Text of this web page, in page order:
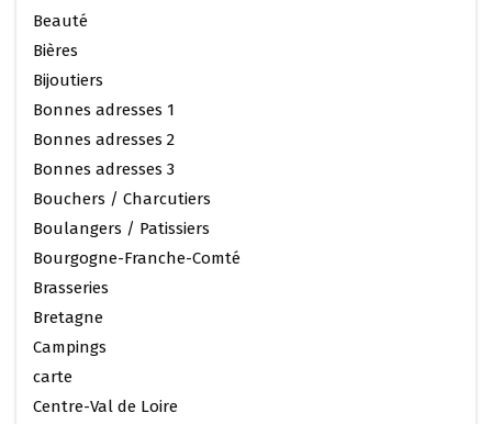
Beauté
Bières
Bijoutiers
Bonnes adresses 1
Bonnes adresses 2
Bonnes adresses 3
Bouchers / Charcutiers
Boulangers / Patissiers
Bourgogne-Franche-Comté
Brasseries
Bretagne
Campings
carte
Centre-Val de Loire